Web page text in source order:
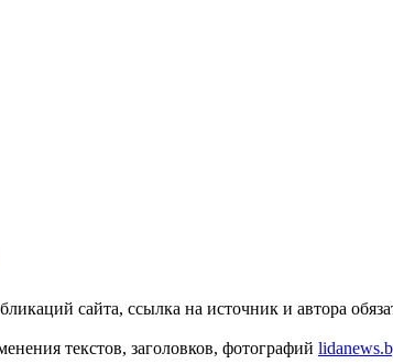
сайта, ссылка на источник и автора
текстов, заголовков, фотографий